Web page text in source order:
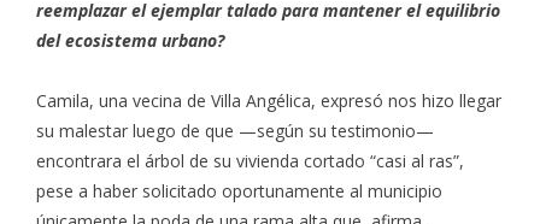
reemplazar el ejemplar talado para mantener el equilibrio
del ecosistema urbano?
Camila, una vecina de Villa Angélica, expresó nos hizo llegar
su malestar luego de que —según su testimonio—
encontrara el árbol de su vivienda cortado “casi al ras”,
pese a haber solicitado oportunamente al municipio